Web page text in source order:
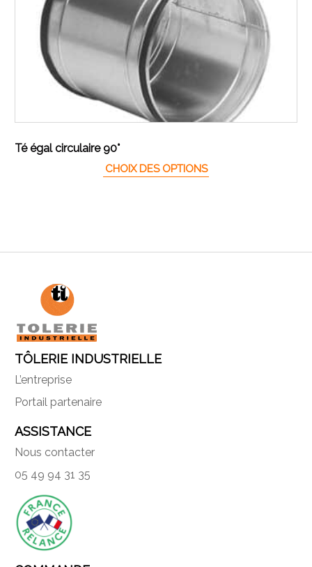
Té égal circulaire 90°
CHOIX DES OPTIONS
TÔLERIE INDUSTRIELLE
L’entreprise
Portail partenaire
ASSISTANCE
Nous contacter
05 49 94 31 35